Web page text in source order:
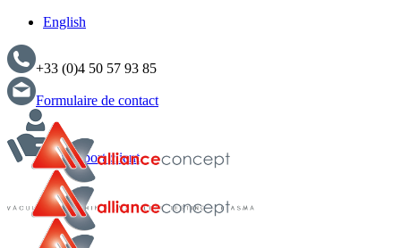
English
+33 (0)4 50 57 93 85
Formulaire de contact
Support client